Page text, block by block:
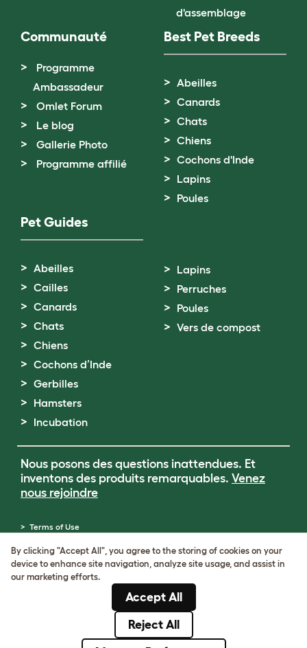
d'assemblage
Communauté
Programme
Ambassadeur
Omlet Forum
Le blog
Gallerie Photo
Programme affilié
Best Pet Breeds
Abeilles
Canards
Chats
Chiens
Cochons d'Inde
Lapins
Poules
Pet Guides
Abeilles
Cailles
Canards
Chats
Chiens
Cochons d’Inde
Gerbilles
Hamsters
Incubation
Lapins
Perruches
Poules
Vers de compost
Nous posons des questions inattendues. Et
inventons des produits remarquables. Venez
nous rejoindre
Terms of Use
Cookie Settings
Sitemap
Numéro de TVA: FR34839369105
Numéro d’immatriculation de l’entreprise:
By clicking "Accept All", you agree to the storing of cookies on your
device to enhance site navigation, analyze site usage, and assist in
our marketing efforts.
Accept All
Reject All